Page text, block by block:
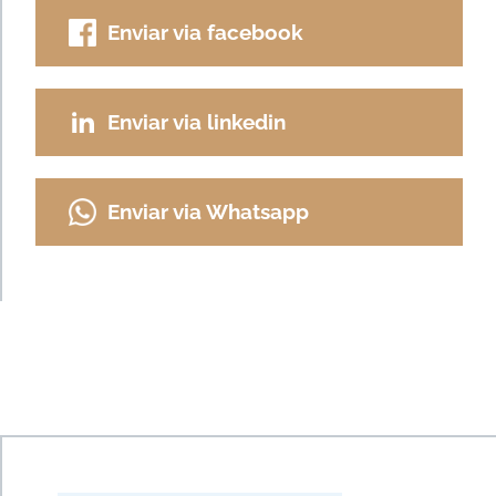
Enviar via facebook
Enviar via linkedin
Enviar via Whatsapp